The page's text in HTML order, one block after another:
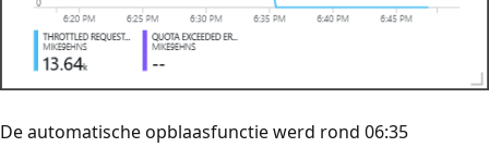
De automatische opblaasfunctie werd rond 06:35